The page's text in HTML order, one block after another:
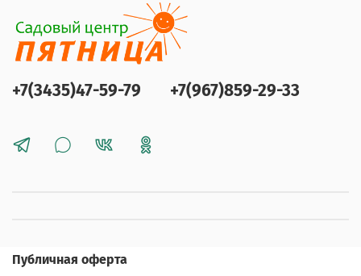
+7(3435)47-59-79 +7(967)859-29-33
Публичная оферта